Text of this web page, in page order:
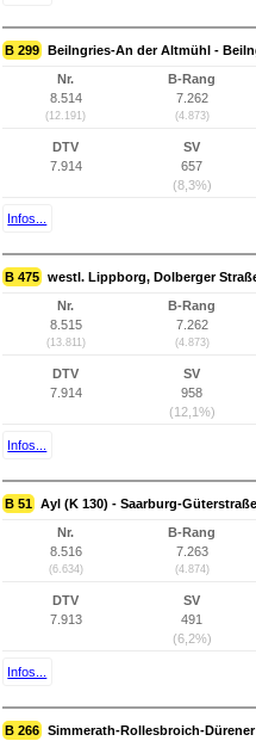
B 299 Beilngries-An der Altmühl -
Nr.
8.514
(12.191)
B-Rang
7.262
(4.873)
DTV
7.914
SV
657
(8,3%)
Infos...
B 475 westl. Lippborg, Dolberger
Nr.
8.515
(13.811)
B-Rang
7.262
(4.873)
DTV
7.914
SV
958
(12,1%)
Infos...
B 51 Ayl (K 130) - Saarburg-
Nr.
8.516
(6.634)
B-Rang
7.263
(4.874)
DTV
7.913
SV
491
(6,2%)
Infos...
B 266 Simmerath-Rollesbroich-